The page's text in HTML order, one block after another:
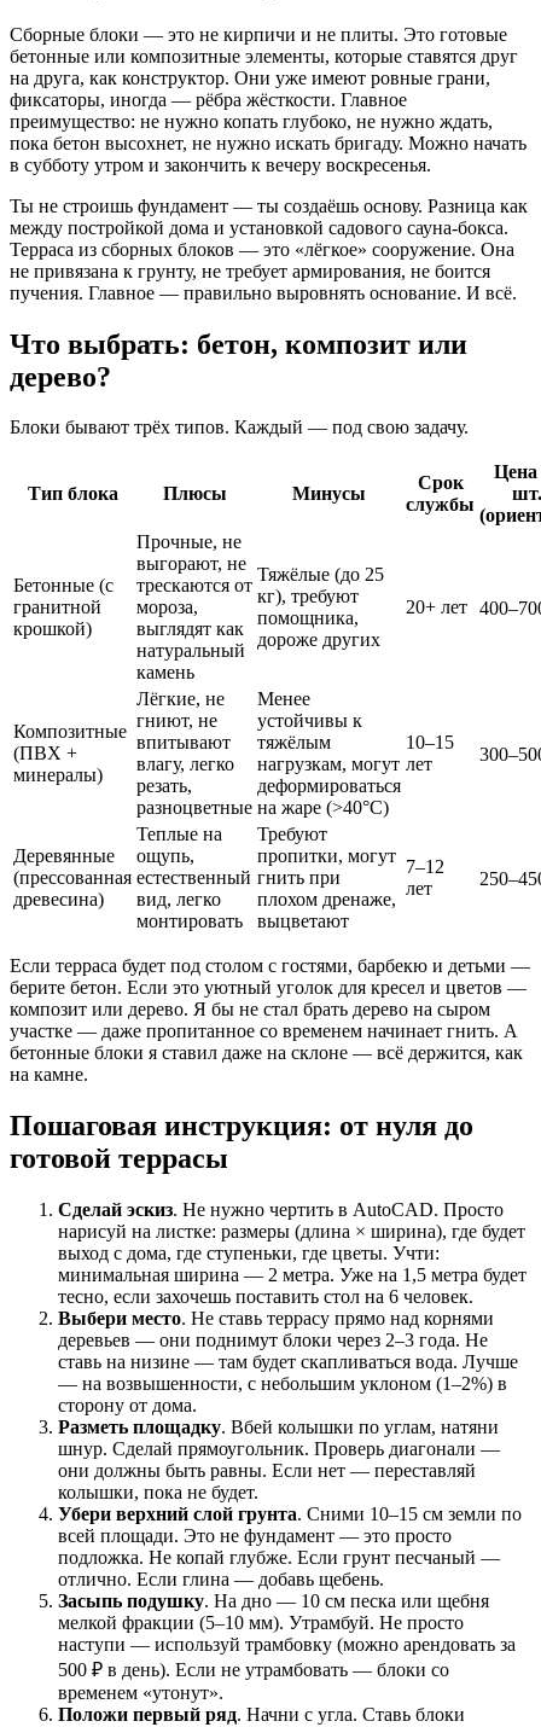
Сборные блоки — это не кирпичи и не плиты. Это готовые
бетонные или композитные элементы, которые ставятся друг
на друга, как конструктор. Они уже имеют ровные грани,
фиксаторы, иногда — рёбра жёсткости. Главное
преимущество: не нужно копать глубоко, не нужно ждать,
пока бетон высохнет, не нужно искать бригаду. Можно начать
в субботу утром и закончить к вечеру воскресенья.
Ты не строишь фундамент — ты создаёшь основу. Разница как
между постройкой дома и установкой садового сауна-бокса.
Терраса из сборных блоков — это «лёгкое» сооружение. Она
не привязана к грунту, не требует армирования, не боится
пучения. Главное — правильно выровнять основание. И всё.
Что выбрать: бетон, композит или
дерево?
Блоки бывают трёх типов. Каждый — под свою задачу.
Тип блока Плюсы Минусы
Срок
службы
Цена
шт.
Бетонные (с
гранитной
крошкой)
Прочные, не
выгорают, не
трескаются от
мороза,
выглядят как
натуральный
камень
Тяжёлые (до 25
кг), требуют
помощника,
дороже других
20+ лет
Композитные
(ПВХ +
минералы)
Лёгкие, не
гниют, не
впитывают
влагу, легко
резать,
разноцветные
Менее
устойчивы к
тяжёлым
нагрузкам, могут
деформироваться
на жаре (>40°C)
10–15
лет
Деревянные
(прессованная
древесина)
Теплые на
ощупь,
естественный
вид, легко
монтировать
Требуют
пропитки, могут
гнить при
плохом дренаже,
выцветают
7–12
лет
Если терраса будет под столом с гостями, барбекю и детьми —
берите бетон. Если это уютный уголок для кресел и цветов —
композит или дерево. Я бы не стал брать дерево на сыром
участке — даже пропитанное со временем начинает гнить. А
бетонные блоки я ставил даже на склоне — всё держится, как
на камне.
Пошаговая инструкция: от нуля до
готовой террасы
Сделай эскиз. Не нужно чертить в AutoCAD. Просто
нарисуй на листке: размеры (длина × ширина), где будет
выход с дома, где ступеньки, где цветы. Учти:
минимальная ширина — 2 метра. Уже на 1,5 метра будет
тесно, если захочешь поставить стол на 6 человек.
Выбери место. Не ставь террасу прямо над корнями
деревьев — они поднимут блоки через 2–3 года. Не
ставь на низине — там будет скапливаться вода. Лучше
— на возвышенности, с небольшим уклоном (1–2%) в
сторону от дома.
Разметь площадку. Вбей колышки по углам, натяни
шнур. Сделай прямоугольник. Проверь диагонали —
они должны быть равны. Если нет — переставляй
колышки, пока не будет.
Убери верхний слой грунта. Сними 10–15 см земли по
всей площади. Это не фундамент — это просто
подложка. Не копай глубже. Если грунт песчаный —
отлично. Если глина — добавь щебень.
Засыпь подушку. На дно — 10 см песка или щебня
мелкой фракции (5–10 мм). Утрамбуй. Не просто
наступи — используй трамбовку (можно арендовать за
500 ₽ в день). Если не утрамбовать — блоки со
временем «утонут».
Положи первый ряд. Начни с угла. Ставь блоки